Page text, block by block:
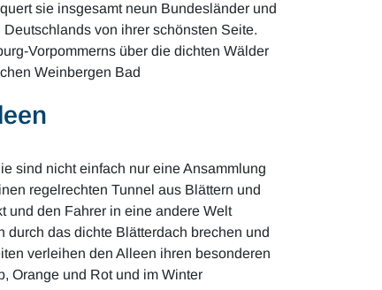
sie insgesamt neun Bundesländer und
von ihrer schönsten Seite.
Vorpommerns über die dichten Wälder
Weinbergen Bad
sind nicht einfach nur eine Ansammlung
regelrechten Tunnel aus Blättern und
und den Fahrer in eine andere Welt
durch das dichte Blätterdach brechen und
verleihen den Alleen ihren besonderen
Orange und Rot und im Winter